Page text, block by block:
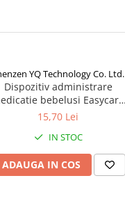
YQ Technology Co. Ltd.
Dispozitiv administrare
bebelusi Easycare
baby, 10ml Zephyr Labs
15,70 Lei
IN STOC
ADAUGA IN COS